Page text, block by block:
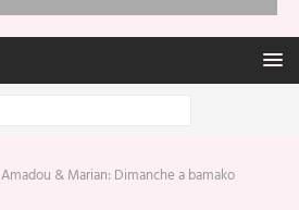
Amadou & Marian: Dimanche a bamako